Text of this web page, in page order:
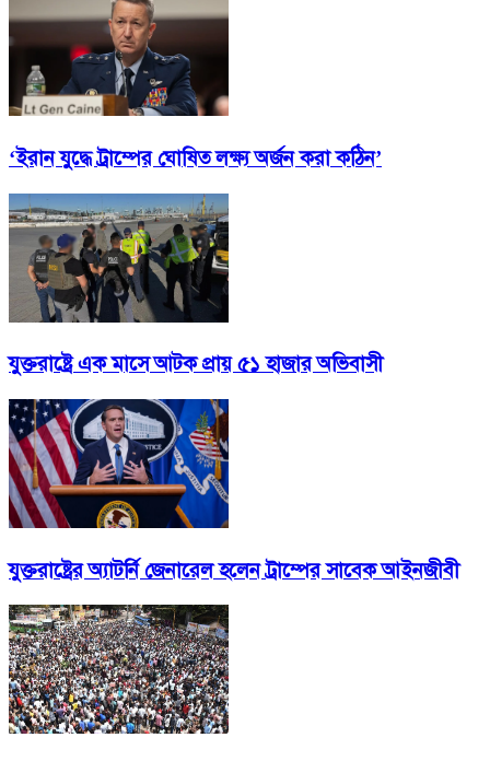
‘ইরান যুদ্ধে ট্রাম্পের ঘোষিত লক্ষ্য অর্জন করা কঠিন’
যুক্তরাষ্ট্রে এক মাসে আটক প্রায় ৫১ হাজার অভিবাসী
যুক্তরাষ্ট্রের অ্যাটর্নি জেনারেল হলেন ট্রাম্পের সাবেক আইনজীবী